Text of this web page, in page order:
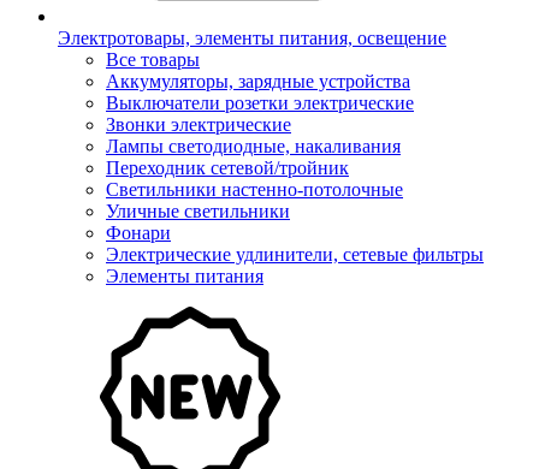
Электротовары, элементы питания, освещение
Все товары
Аккумуляторы, зарядные устройства
Выключатели розетки электрические
Звонки электрические
Лампы светодиодные, накаливания
Переходник сетевой/тройник
Светильники настенно-потолочные
Уличные светильники
Фонари
Электрические удлинители, сетевые фильтры
Элементы питания